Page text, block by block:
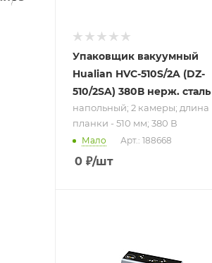
Упаковщик вакуумный
Hualian HVC-510S/2A (DZ-
510/2SA) 380В нерж. сталь
напольный; 2 камеры; длина
планки - 510 мм; 380 В
Мало Арт.: 188668
0 ₽/шт
длина планки -